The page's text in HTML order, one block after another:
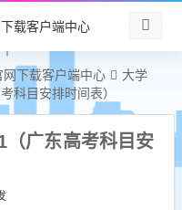
载客户端中心
下载客户端中心
大学
科目安排时间表）
（广东高考科目安